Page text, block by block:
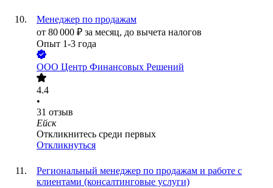
Менеджер по продажам
от 80 000 ₽ за месяц, до вычета налогов
Опыт 1-3 года
ООО Центр Финансовых Решений
4.4
•
31 отзыв
Ейск
Откликнитесь среди первых
Откликнуться
Региональный менеджер по продажам и работе с
клиентами (консалтинговые услуги)